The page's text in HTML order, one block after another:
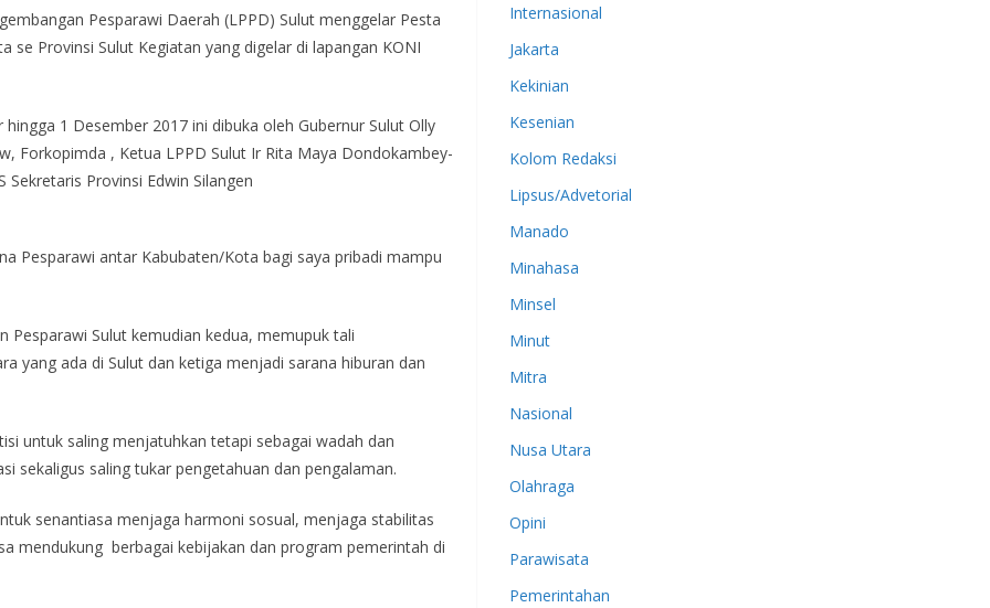
Pesparawi Daerah (LPPD) Sulut menggelar Pesta
se Provinsi Sulut Kegiatan yang digelar di lapangan KONI
1 Desember 2017 ini dibuka oleh Gubernur Sulut Olly
Forkopimda , Ketua LPPD Sulut Ir Rita Maya Dondokambey-
Provinsi Edwin Silangen
Pesparawi antar Kabubaten/Kota bagi saya pribadi mampu
Sulut kemudian kedua, memupuk tali
yang ada di Sulut dan ketiga menjadi sarana hiburan dan
untuk saling menjatuhkan tetapi sebagai wadah dan
sekaligus saling tukar pengetahuan dan pengalaman.
senantiasa menjaga harmoni sosual, menjaga stabilitas
mendukung berbagai kebijakan dan program pemerintah di
Internasional
Jakarta
Kekinian
Kesenian
Kolom Redaksi
Lipsus/Advetorial
Manado
Minahasa
Minsel
Minut
Mitra
Nasional
Nusa Utara
Olahraga
Opini
Parawisata
Pemerintahan